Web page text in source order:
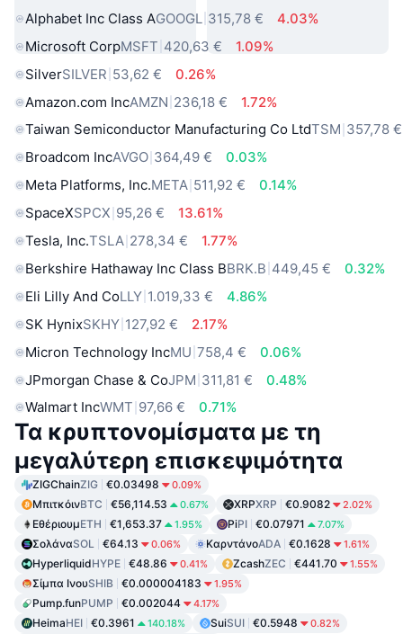
Alphabet Inc Class AGOOGL 315,78 €
4.03%
Microsoft CorpMSFT 420,63 €
1.09%
SilverSILVER 53,62 €
0.26%
Amazon.com IncAMZN 236,18 €
1.72%
Taiwan Semiconductor Manufacturing Co LtdTSM 357,78 €
Broadcom IncAVGO 364,49 €
0.03%
Meta Platforms, Inc.META 511,92 €
0.14%
SpaceXSPCX 95,26 €
13.61%
Tesla, Inc.TSLA 278,34 €
1.77%
Berkshire Hathaway Inc Class BBRK.B 449,45 €
0.32%
Eli Lilly And CoLLY 1.019,33 €
4.86%
SK HynixSKHY 127,92 €
2.17%
Micron Technology IncMU 758,4 €
0.06%
JPmorgan Chase & CoJPM 311,81 €
0.48%
Walmart IncWMT 97,66 € 0.71%
Τα κρυπτονομίσματα με τη
μεγαλύτερη επισκεψιμότητα
ZIGChainZIG €0.03498 0.09%
ΜπιτκόινBTC €56,114.53 0.67% XRPXRP €0.9082 2.02%
ΕθέριουμETH €1,653.37 1.95% PiPI €0.07971 7.07%
ΣολάναSOL €64.13 0.06% ΚαρντάνοADA €0.1628 1.61%
HyperliquidHYPE €48.86 0.41% ZcashZEC €441.70 1.55%
Σίμπα ΙνουSHIB €0.000004183 1.95%
Pump.funPUMP €0.002044 4.17%
HeimaHEI €0.3961 140.18% SuiSUI €0.5948 0.82%